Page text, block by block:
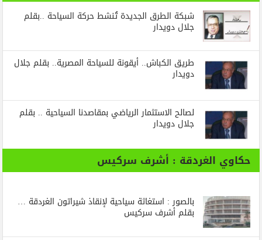
شبكة الطرق الجديدة تُنشط حركة السياحة ..بقلم
جلال دويدار
طريق الكباش.. أيقونة للسياحة المصرية.. بقلم جلال
دويدار
لصالح الاستثمار الرياضي بمقاصدنا السياحية .. بقلم
جلال دويدار
حكاوي الغردقة : أشرف سركيس
بالصور : استغاثة سياحية لإنقاذ شيراتون الغردقة …
بقلم أشرف سركيس